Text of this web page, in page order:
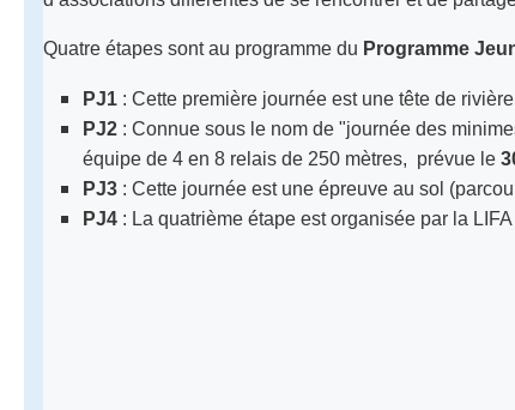
Quatre étapes sont au programme du Programme
PJ1 : Cette première journée est une tête de
PJ2 : Connue sous le nom de "journée des
équipe de 4 en 8 relais de 250 mètres, prévue le
PJ3 : Cette journée est une épreuve au sol
PJ4 : La quatrième étape est organisée par la